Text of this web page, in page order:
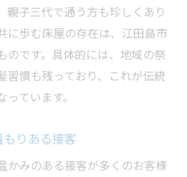
親子三代で通う方も珍しくあり
に歩む床屋の存在は、江田島市
のです。具体的には、地域の祭
習慣も残っており、これが伝統
ています。
りある接客
かみのある接客が多くのお客様